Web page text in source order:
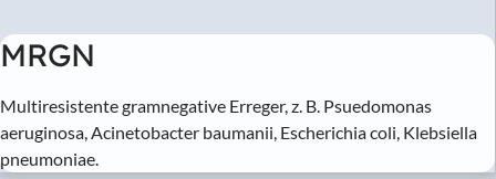
zwangsläufig zur Infektion, erhöht aber das Infektionsrisiko.
Pasteurisieren